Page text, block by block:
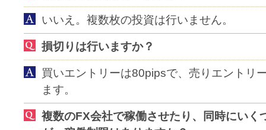
いいえ。複数枚の投資は行いません。
損切りは行いますか？
買いエントリーは80pipsで、売りエントリ
ます。
複数のFX会社で稼働させたり、同時にいく